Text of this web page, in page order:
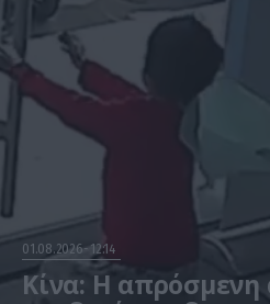
01.08.2026 12:14
Κίνα: Η απρόσμενη